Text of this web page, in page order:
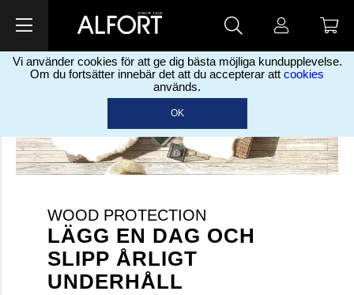
Vi använder cookies för att ge dig bästa möjliga kundupplevelse.
Om du fortsätter innebär det att du accepterar att cookies
används.
OK
WOOD PROTECTION
LÄGG EN DAG OCH
SLIPP ÅRLIGT
UNDERHÅLL